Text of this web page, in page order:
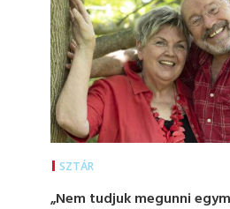
SZTÁR
„Nem tudjuk megunni